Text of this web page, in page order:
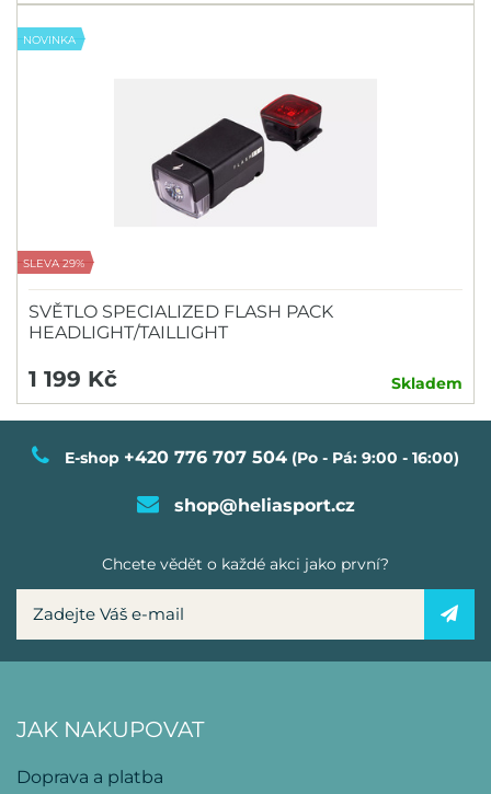
NOVINKA
SLEVA 29%
SVĚTLO SPECIALIZED FLASH PACK
HEADLIGHT/TAILLIGHT
1 199 Kč Skladem
E-shop +420 776 707 504 (Po - Pá: 9:00 - 16:00)
shop@heliasport.cz
Chcete vědět o každé akci jako první?
JAK NAKUPOVAT
Doprava a platba